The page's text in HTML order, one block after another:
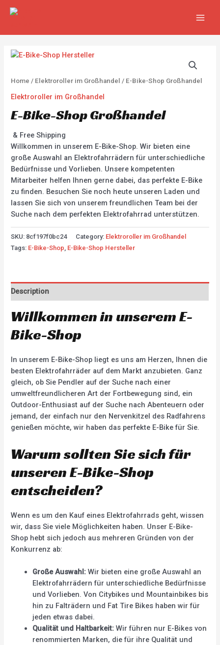
Inhalt
Home / Elektroroller im Großhandel / E-Bike-Shop Großhandel
Elektroroller im Großhandel
E-Bike-Shop Großhandel
& Free Shipping
Willkommen in unserem E-Bike-Shop. Wir bieten eine
große Auswahl an Elektrofahrrädern für unterschiedliche
Bedürfnisse und Vorlieben. Unsere kompetenten
Mitarbeiter helfen Ihnen gerne dabei, das perfekte E-Bike
zu finden. Besuchen Sie noch heute unseren Laden und
lassen Sie sich von unserem freundlichen Team bei der
Suche nach dem perfekten Elektrofahrrad unterstützen.
SKU: 8cf197f0bc24 Category: Elektroroller im Großhandel
Tags: E-Bike-Shop E-Bike-Shop Hersteller
Description
Willkommen in unserem E-
Bike-Shop
In unserem E-Bike-Shop liegt es uns am Herzen, Ihnen die
besten Elektrofahrräder auf dem Markt anzubieten. Ganz
gleich, ob Sie Pendler auf der Suche nach einer
umweltfreundlicheren Art der Fortbewegung sind, ein
Outdoor-Enthusiast auf der Suche nach Abenteuern oder
jemand, der einfach nur den Nervenkitzel des Radfahrens
genießen möchte, wir haben das perfekte E-Bike für Sie.
Warum sollten Sie sich für
unseren E-Bike-Shop
entscheiden?
Wenn es um den Kauf eines Elektrofahrrads geht, wissen
wir, dass Sie viele Möglichkeiten haben. Unser E-Bike-
Shop hebt sich jedoch aus mehreren Gründen von der
Konkurrenz ab:
Große Auswahl: Wir bieten eine große Auswahl an
Elektrofahrrädern für unterschiedliche Bedürfnisse
und Vorlieben. Von Citybikes und Mountainbikes bis
hin zu Falträdern und Fat Tire Bikes haben wir für
jeden etwas dabei.
Qualität und Haltbarkeit: Wir führen nur E-Bikes von
renommierten Marken, die für ihre Qualität und